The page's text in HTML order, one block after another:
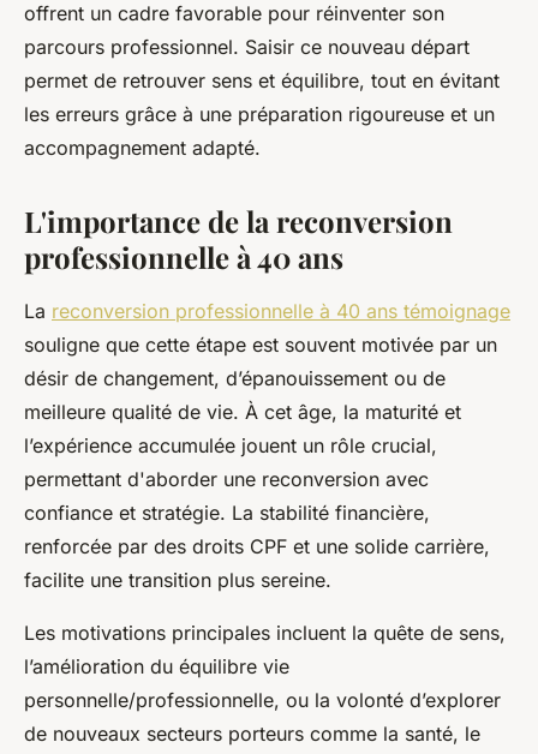
offrent un cadre favorable pour réinventer son
parcours professionnel. Saisir ce nouveau départ
permet de retrouver sens et équilibre, tout en évitant
les erreurs grâce à une préparation rigoureuse et un
accompagnement adapté.
L'importance de la reconversion
professionnelle à 40 ans
La reconversion professionnelle à 40 ans témoignage
souligne que cette étape est souvent motivée par un
désir de changement, d’épanouissement ou de
meilleure qualité de vie. À cet âge, la maturité et
l’expérience accumulée jouent un rôle crucial,
permettant d'aborder une reconversion avec
confiance et stratégie. La stabilité financière,
renforcée par des droits CPF et une solide carrière,
facilite une transition plus sereine.
Les motivations principales incluent la quête de sens,
l’amélioration du équilibre vie
personnelle/professionnelle, ou la volonté d’explorer
de nouveaux secteurs porteurs comme la santé, le